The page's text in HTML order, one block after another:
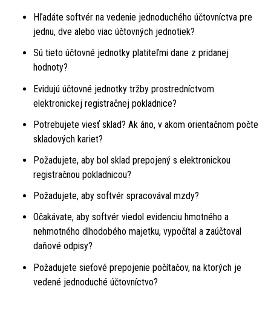
Hľadáte softvér na vedenie jednoduchého účtovníctva pre
jednu, dve alebo viac účtovných jednotiek?
Sú tieto účtovné jednotky platiteľmi dane z pridanej
hodnoty?
Evidujú účtovné jednotky tržby prostredníctvom
elektronickej registračnej pokladnice?
Potrebujete viesť sklad? Ak áno, v akom orientačnom počte
skladových kariet?
Požadujete, aby bol sklad prepojený s elektronickou
registračnou pokladnicou?
Požadujete, aby softvér spracovával mzdy?
Očakávate, aby softvér viedol evidenciu hmotného a
nehmotného dlhodobého majetku, vypočítal a zaúčtoval
daňové odpisy?
Požadujete sieťové prepojenie počítačov, na ktorých je
vedené jednoduché účtovníctvo?